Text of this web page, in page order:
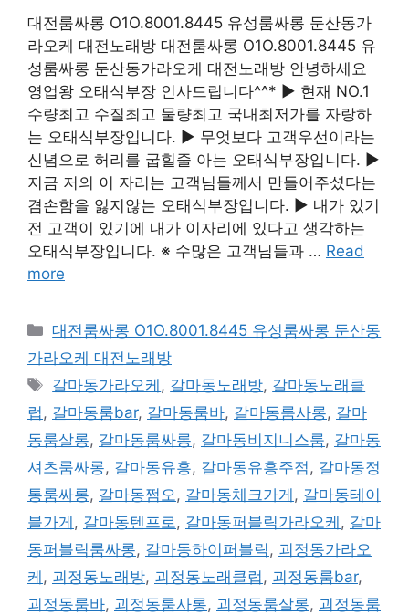
대전룸싸롱 O1O.8001.8445 유성룸싸롱 둔산동가
라오케 대전노래방 대전룸싸롱 O1O.8001.8445 유
성룸싸롱 둔산동가라오케 대전노래방 안녕하세요
영업왕 오태식부장 인사드립니다^^* ▶ 현재 NO.1
수량최고 수질최고 물량최고 국내최저가를 자랑하
는 오태식부장입니다. ▶ 무엇보다 고객우선이라는
신념으로 허리를 굽힐줄 아는 오태식부장입니다. ▶
지금 저의 이 자리는 고객님들께서 만들어주셨다는
겸손함을 잃지않는 오태식부장입니다. ▶ 내가 있기
전 고객이 있기에 내가 이자리에 있다고 생각하는
오태식부장입니다. ※ 수많은 고객님들과 … Read
more
카
테
고
리
대전룸싸롱 O1O.8001.8445 유성룸싸롱 둔산동
가라오케 대전노래방
태
그
갈마동가라오케 , 갈마동노래방, 갈마동노래클
럽 , 갈마동룸bar, 갈마동룸바, 갈마동룸사롱, 갈마
동룸살롱, 갈마동룸싸롱, 갈마동비지니스룸, 갈마동
셔츠룸싸롱, 갈마동유흥, 갈마동유흥주점 , 갈마동정
통룸싸롱, 갈마동쩜오 , 갈마동체크가게 , 갈마동테이
블가게 , 갈마동텐프로 , 갈마동퍼블릭가라오케 , 갈마
동퍼블릭룸싸롱, 갈마동하이퍼블릭 , 괴정동가라오
케 , 괴정동노래방, 괴정동노래클럽 , 괴정동룸bar,
괴정동룸바, 괴정동룸사롱, 괴정동룸살롱, 괴정동룸